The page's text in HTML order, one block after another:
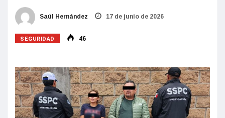
Saúl Hernández 17 de junio de 2026
SEGURIDAD 46